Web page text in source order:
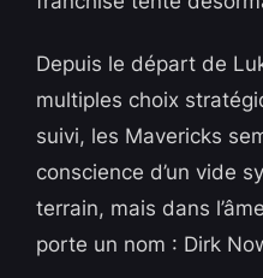
Depuis le départ de
multiples choix
suivi, les Mavericks
conscience d’un vide
terrain, mais dans
porte un nom : Dirk